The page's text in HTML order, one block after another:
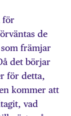
för
de
främjar
det börjar
för detta,
kommer att
vad